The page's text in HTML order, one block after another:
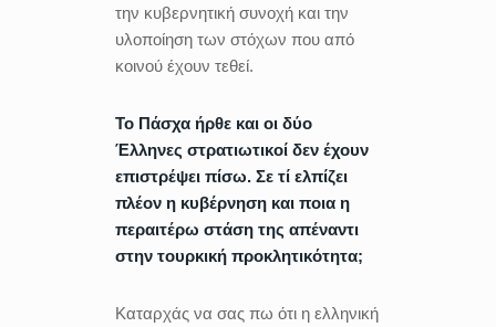
την κυβερνητική συνοχή και την
υλοποίηση των στόχων που από
κοινού έχουν τεθεί.
Το Πάσχα ήρθε και οι δύο
Έλληνες στρατιωτικοί δεν έχουν
επιστρέψει πίσω. Σε τί ελπίζει
πλέον η κυβέρνηση και ποια η
περαιτέρω στάση της απέναντι
στην τουρκική προκλητικότητα;
Καταρχάς να σας πω ότι η ελληνική